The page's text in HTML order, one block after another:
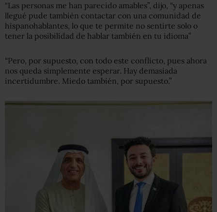
“Las personas me han parecido amables”, dijo, “y apenas
llegué pude también contactar con una comunidad de
hispanohablantes, lo que te permite no sentirte solo o
tener la posibilidad de hablar también en tu idioma”
“Pero, por supuesto, con todo este conflicto, pues ahora
nos queda simplemente esperar. Hay demasiada
incertidumbre. Miedo también, por supuesto.”